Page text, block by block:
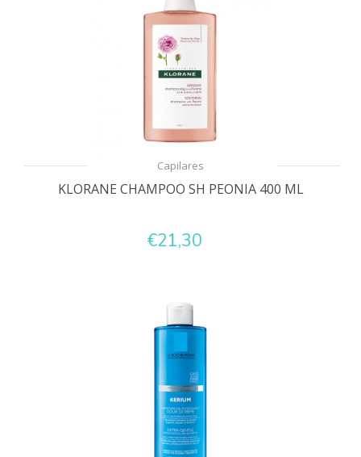
Capilares
KLORANE CHAMPOO SH PEONIA 400 ML
€21,30